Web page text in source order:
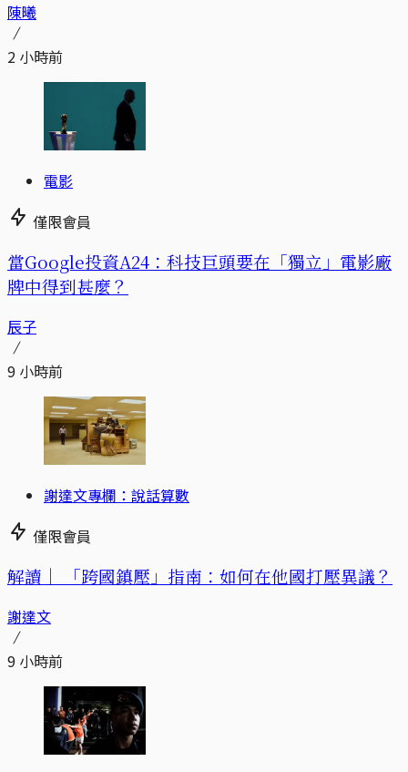
陳曦
2 小時前
電影
僅限會員
當Google投資A24：科技巨頭要在「獨立」電影廠
牌中得到甚麼？
辰子
9 小時前
謝達文專欄：說話算數
僅限會員
解讀｜ 「跨國鎮壓」指南：如何在他國打壓異議？
謝達文
9 小時前